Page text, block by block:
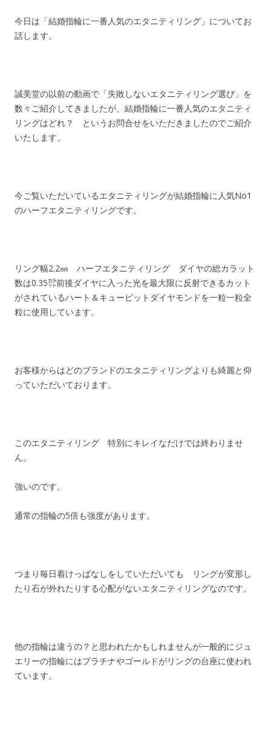
今日は「結婚指輪に一番人気のエタニティリング」についてお
話します。
誠美堂の以前の動画で「失敗しないエタニティリング選び」を
数々ご紹介してきましたが、結婚指輪に一番人気のエタニティ
リングはどれ？ というお問合せをいただきましたのでご紹介
いたします。
今ご覧いただいているエタニティリングが結婚指輪に人気No1
のハーフエタニティリングです。
リング幅2.2㎜ ハーフエタニティリング ダイヤの総カラット
数は0.35㌌前後ダイヤに入った光を最大限に反射できるカット
がされているハート＆キューピットダイヤモンドを一粒一粒全
粒に使用しています。
お客様からはどのブランドのエタニティリングよりも綺麗と仰
っていただいております。
このエタニティリング 特別にキレイなだけでは終わりませ
ん。
強いのです。
通常の指輪の5倍も強度があります。
つまり毎日着けっぱなしをしていただいても リングが変形し
たり石が外れたりする心配がないエタニティリングなのです。
他の指輪は違うの？と思われたかもしれませんが一般的にジュ
エリーの指輪にはプラチナやゴールドがリングの台座に使われ
ています。